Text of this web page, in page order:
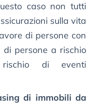
caso non tutti
sulla vita
di persone con
persone a rischio
rischio di eventi
di immobili da